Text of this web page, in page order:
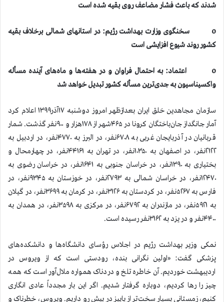
شدند که باعث فشار مضاعف روی بقیه شده است
o سخنگوی وزارت بهداشت رژیم: در استانهای شمالی برخلاف بقیه
کشور روند شیوع افزایشی است
o اعتماد: به احتمال فراوان و در هفته‌ها و ماه‌های آینده مسأله
واکسیناسیون به جدی‌ترین مسأله کشور تبدیل خواهد شد
سازمان مجاهدین خلق ایران بعدازظهر امروز دوشنبه ۱۷آذر۱۳۹۹ اعلام کرد
آمار جانگداز جان‌باختگان کرونا در ۴۶۵شهر از ۱۷۸هزار و ۹۰۰نفر گذشت. شمار
قربانیان در آذربایجان غربی به ۶۷۰۸نفر، در البرز به ۴۷۷۰نفر، در اردبیل به
۲۱۲۲نفر، در اصفهان به ۱۰۳۵۰نفر، در تهران به ۴۴۱۶۱نفر، در چهارمحال و
بختیاری به ۱۳۹۰نفر، در خراسان جنوبی به ۱۶۴۱نفر، در خراسان رضوی به
۱۲۴۷۰نفر، در خراسان شمالی به ۲۷۹۳نفر، در خوزستان به ۹۳۴۵نفر، در
فارس به ۵۲۶۷نفر، در کردستان به ۳۱۲۶نفر، در کرمان به ۳۶۹۹نفر، در گیلان
به ۵۹۲۱نفر، در مازندران به ۶۷۹۲نفر، در مرکزی به ۳۵۹۸نفر، در همدان به
۴۴۰۰نفر و در یزد به ۳۱۶۲نفر رسیده است.
نمکی وزیر بهداشت رژیم در اجلاس رؤسای دانشگاه‌ها و دانشکده‌های
پزشکی گفت: «اولین نگرانی بنده، رودستی است که از ویروس در
اردیبهشت خوردیم. آن خاطره تلخ و دردناک همواره ملال‌آور است که همه
چیز را رها کردیم، دوباره گرفتار شدیم. اگر این بار مجدداً عادی انگاری
کنیم، زمستانی بسیار سخت‌تر از پاییز در پیش رو داریم. ویروس، خطرناک و